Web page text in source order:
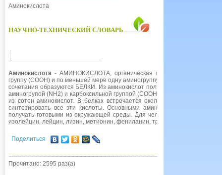
Аминокислота
НАУЧНО-ТЕХНИЧЕСКИЙ СЛОВАРЬ
Аминокислота - АМИНОКИСЛОТА, органическая кислота,
группу (СООН) и по меньшей мере одну аминогруппу (NH2). Играют
сочетания образуются БЕЛКИ. Из аминокислот получаются ПЕПТИДЫ
аминогрупой (NH2) и карбоксильной группой (СООН). Белки
из сотен аминокислот. В белках встречается около 20 аминокислот,
синтезировать все эти кислоты. Основными аминокислотами
получать готовыми из окружающей среды. Для человека основными
изолейцин, лейцин, лизин, метионин, фениланин, треонин, триптофан и
Поделиться
Прочитано: 2595 раз(а)